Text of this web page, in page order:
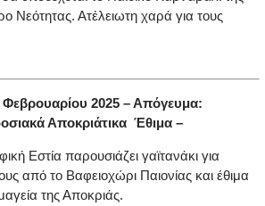
Νεότητας. Ατέλειωτη χαρά για τους
Φεβρουαρίου 2025 – Απόγευμα:
Αποκριάτικα Έθιμα –
Εστία παρουσιάζει γαϊτανάκι για
από το Βαφειοχώρι Παιονίας και έθιμα
της Αποκριάς.